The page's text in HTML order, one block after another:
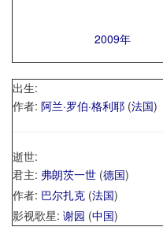
2009年
出生:
作者: 阿兰·罗伯·格利耶 (法国)
逝世:
君主: 弗朗茨一世 (德国)
作者: 巴尔扎克 (法国)
影视歌星: 谢园 (中国)